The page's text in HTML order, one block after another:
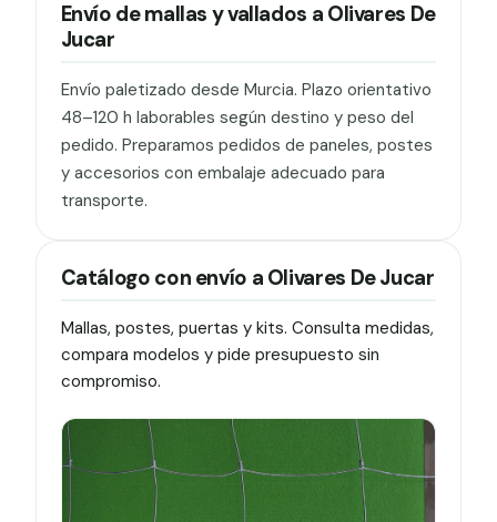
Envío de mallas y vallados a Olivares De
Jucar
Envío paletizado desde Murcia. Plazo orientativo
48–120 h laborables según destino y peso del
pedido. Preparamos pedidos de paneles, postes
y accesorios con embalaje adecuado para
transporte.
Catálogo con envío a Olivares De Jucar
Mallas, postes, puertas y kits. Consulta medidas,
compara modelos y pide presupuesto sin
compromiso.